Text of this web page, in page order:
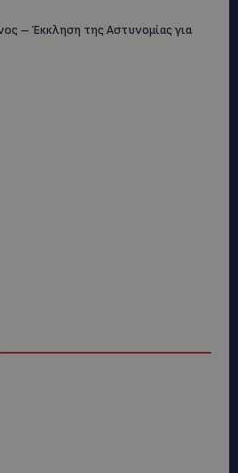
– Έκκληση της Αστυνομίας για